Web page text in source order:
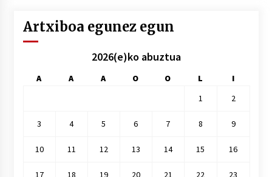
Artxiboa egunez egun
2026(e)ko abuztua
A A A O O L
I
1
2
3 4 5 6 7 8 9
10 11 12 13 14 15 16
17 18 19 20 21 22 23